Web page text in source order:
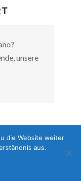
unsere
HINA
die Website weiter
aus.